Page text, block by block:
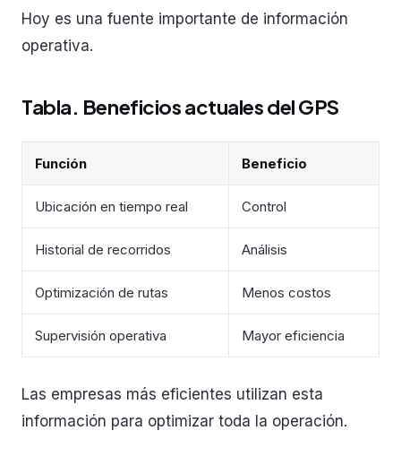
Hoy es una fuente importante de información
operativa.
Tabla. Beneficios actuales del GPS
Función Beneficio
Ubicación en tiempo real Control
Historial de recorridos Análisis
Optimización de rutas Menos costos
Supervisión operativa Mayor eficiencia
Las empresas más eficientes utilizan esta
información para optimizar toda la operación.